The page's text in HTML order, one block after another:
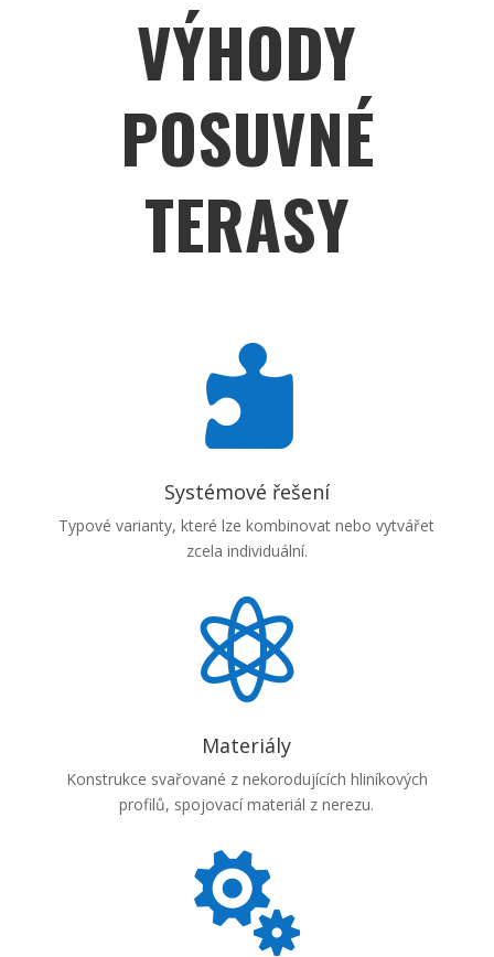
VÝHODY
POSUVNÉ
TERASY

Systémové řešení
Typové varianty, které lze kombinovat nebo vytvářet
zcela individuální.

Materiály
Konstrukce svařované z nekorodujících hliníkových
profilů, spojovací materiál z nerezu.
